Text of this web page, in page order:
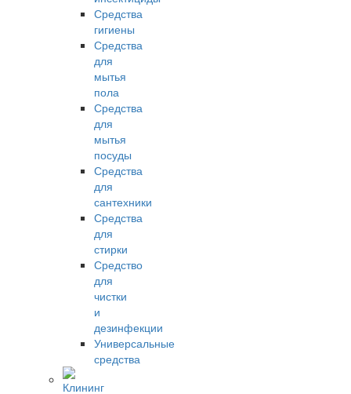
Средства
гигиены
Средства
для
мытья
пола
Средства
для
мытья
посуды
Средства
для
сантехники
Средства
для
стирки
Средство
для
чистки
и
дезинфекции
Универсальные
средства